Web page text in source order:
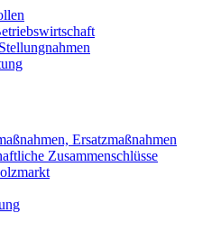
Ersatzmaßnahmen
Zusammenschlüsse